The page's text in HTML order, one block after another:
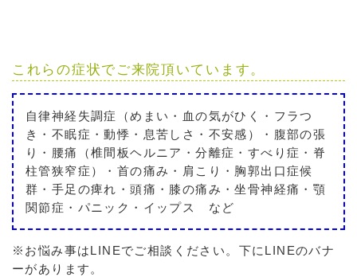
これらの症状でご来院頂いています。
自律神経失調症（めまい・血の気がひく・フラつ
き・不眠症・動悸・息苦しさ・不安感）・腹部の張
り・腰痛（椎間板ヘルニア・分離症・すべり症・脊
柱管狭窄症）・首の痛み・肩こり・胸郭出口症候
群・手足の痺れ・頭痛・膝の痛み・坐骨神経痛・顎
関節症・パニック・イップス など
※お悩み事はLINEでご相談ください。下にLINEのバナ
ーがあります。